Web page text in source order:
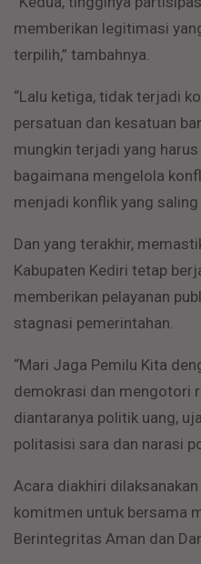
memberikan legitimasi
terpilih,” tambahnya.
“Lalu ketiga, tidak terjadi
persatuan dan kesatuan
mungkin terjadi yang
bagaimana mengelola
menjadi konflik yang saling
Dan yang terakhir,
Kabupaten Kediri tetap
memberikan pelayanan
stagnasi pemerintahan.
“Mari Jaga Pemilu Kita
demokrasi dan mengotori
diantaranya politik uang,
politasisi sara dan narasi
Acara diakhiri
komitmen untuk bersama
Berintegritas Aman dan